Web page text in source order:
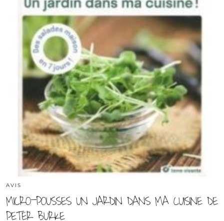
AVIS
MICRO-POUSSES UN JARDIN DANS MA CUISINE DE
PETER BURKE